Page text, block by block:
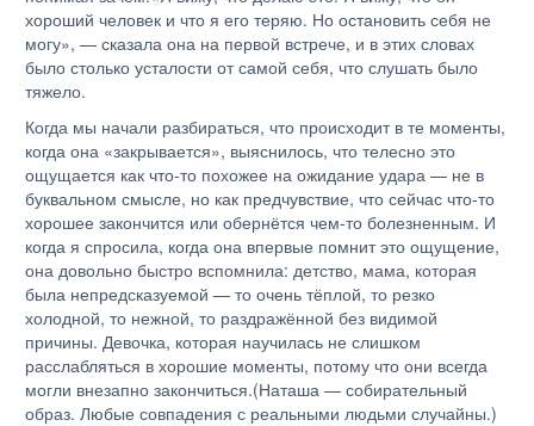
хороший человек и что я его теряю. Но остановить себя не
могу», — сказала она на первой встрече, и в этих словах
было столько усталости от самой себя, что слушать было
тяжело.
Когда мы начали разбираться, что происходит в те моменты,
когда она «закрывается», выяснилось, что телесно это
ощущается как что-то похожее на ожидание удара — не в
буквальном смысле, но как предчувствие, что сейчас что-то
хорошее закончится или обернётся чем-то болезненным. И
когда я спросила, когда она впервые помнит это ощущение,
она довольно быстро вспомнила: детство, мама, которая
была непредсказуемой — то очень тёплой, то резко
холодной, то нежной, то раздражённой без видимой
причины. Девочка, которая научилась не слишком
расслабляться в хорошие моменты, потому что они всегда
могли внезапно закончиться.(Наташа — собирательный
образ. Любые совпадения с реальными людьми случайны.)